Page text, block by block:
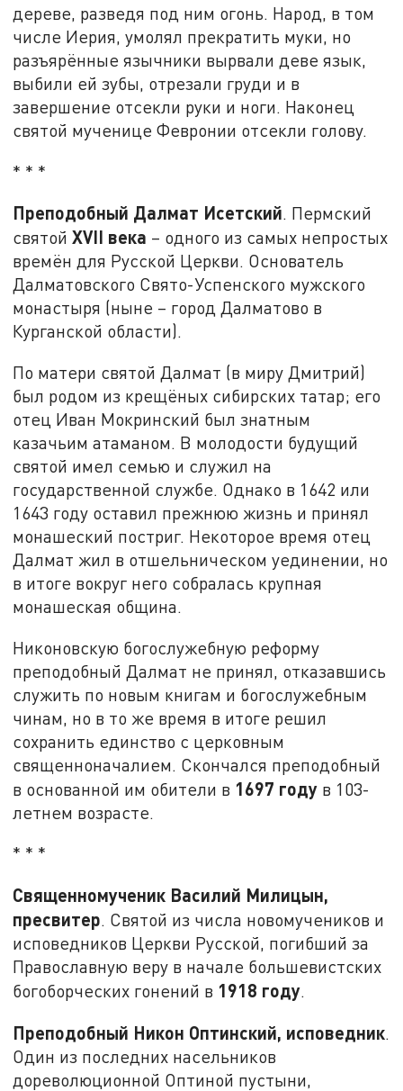
дереве, разведя под ним огонь. Народ, в том
числе Иерия, умолял прекратить муки, но
разъярённые язычники вырвали деве язык,
выбили ей зубы, отрезали груди и в
завершение отсекли руки и ноги. Наконец
святой мученице Февронии отсекли голову.
* * *
Преподобный Далмат Исетский. Пермский
святойXVII века – одного из самых непростых
времён для Русской Церкви. Основатель
Далматовского Свято-Успенского мужского
монастыря (ныне – город Далматово в
Курганской области).
По матери святой Далмат (в миру Дмитрий)
был родом из крещёных сибирских татар; его
отец Иван Мокринский был знатным
казачьим атаманом. В молодости будущий
святой имел семью и служил на
государственной службе. Однако в 1642 или
1643 году оставил прежнюю жизнь и принял
монашеский постриг. Некоторое время отец
Далмат жил в отшельническом уединении, но
в итоге вокруг него собралась крупная
монашеская община.
Никоновскую богослужебную реформу
преподобный Далмат не принял, отказавшись
служить по новым книгам и богослужебным
чинам, но в то же время в итоге решил
сохранить единство с церковным
священноначалием. Скончался преподобный
в основанной им обители в 1697 году в 103-
летнем возрасте.
* * *
Священномученик Василий Милицын,
пресвитер. Святой из числа новомучеников и
исповедников Церкви Русской, погибший за
Православную веру в начале большевистских
богоборческих гонений в 1918 году.
Преподобный Никон Оптинский, исповедник.
Один из последних насельников
дореволюционной Оптиной пустыни,